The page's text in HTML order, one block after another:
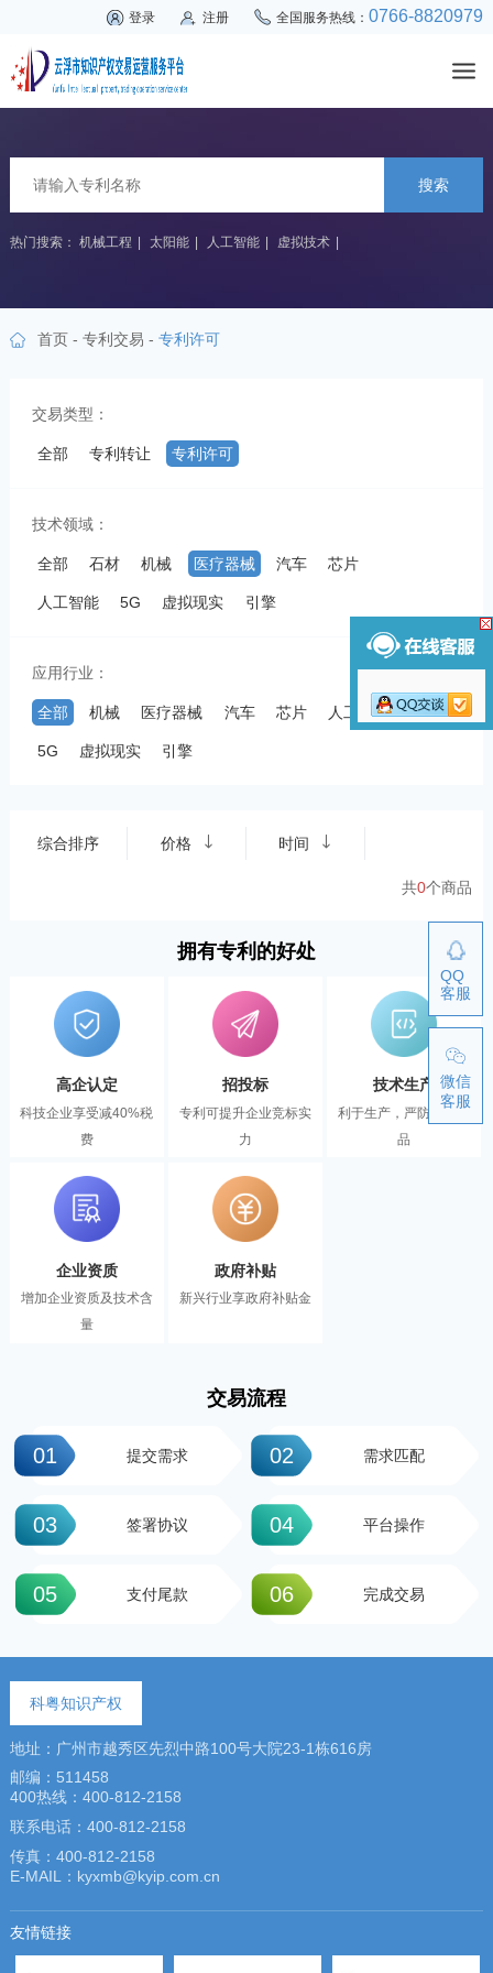
登录 注册 全国服务热线：0766-8820979
搜索
热门搜索： 机械工程 太阳能 人工智能 虚拟技术
首页- 专利交易 - 专利许可
交易类型：
全部 专利转让 专利许可
技术领域：
全部 石材 机械 医疗器械 汽车 芯片
人工智能 5G 虚拟现实 引擎
应用行业：
全部 机械 医疗器械 汽车 芯片 人工智能
5G 虚拟现实 引擎
综合排序 价格 时间
共0个商品
拥有专利的好处
高企认定
科技企业享受减40%税
费
招投标
专利可提升企业竞标实
力
技术生产
利于生产，严防伪冒产
品
企业资质
增加企业资质及技术含
量
政府补贴
新兴行业享政府补贴金
交易流程
01 提交需求 02 需求匹配
03 签署协议 04 平台操作
05 支付尾款 06 完成交易
科粤知识产权
地址：广州市越秀区先烈中路100号大院23-1栋616房
邮编：511458
400热线：400-812-2158
联系电话：400-812-2158
传真：400-812-2158
E-MAIL：kyxmb@kyip.com.cn
友情链接
QQ
客服
微信
客服